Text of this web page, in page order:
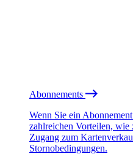
Abonnements
Wenn Sie ein
zahlreichen Vorteilen,
Zugang zum
Stornobedingungen.